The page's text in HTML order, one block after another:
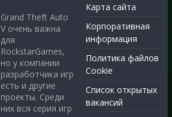
Grand Theft Auto
V очень важна
для
RockstarGames,
но у компании
разработчика игр
есть и другие
проекты. Среди
них вся серия игр
Карта сайта
Корпоративная
информация
Политика файлов
Cookie
Список открытых
вакансий